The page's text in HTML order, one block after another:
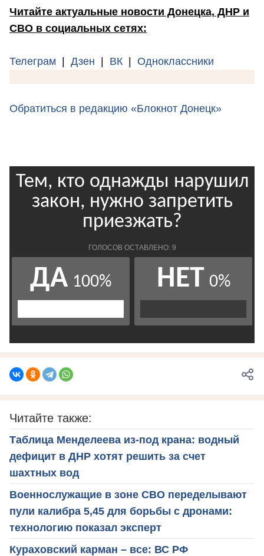
Читайте актуальные новости Донецка, ДНР и
СВО в социальных сетях:
Телеграм Дзен ВК Одноклассники
Обратиться в редакцию «Блокнот Донецк»
Читайте также:
Таблица Менделеева из-под крана: водный
дефицит в ДНР хотят решить за счет
шахтных вод
Военнослужащие в зоне СВО переделывают
пули калибра 5,45 для борьбы с дронами:
технологию показал эксперт
Кураховский карман – все: ВС РФ